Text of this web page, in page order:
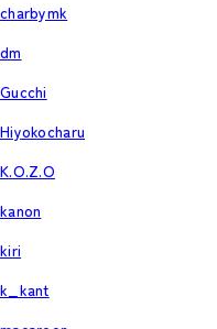
charbymk
dm
Gucchi
Hiyokocharu
K.O.Z.O
kanon
kiri
k_kant